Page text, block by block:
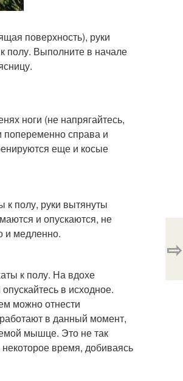
поверхность), руки
полу. Выполните в начале
ноги (не напрягайтесь,
попеременно справа и
еще и косые
к полу, руки вытянуты
и опускаются, не
и медленно.
к полу. На вдохе
в исходное.
можно отнести
в данный момент,
мышце. Это не так
некоторое время, добиваясь
⇨